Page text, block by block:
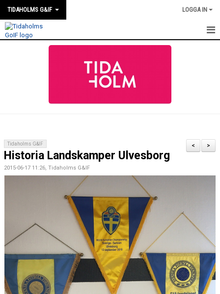
TIDAHOLMS G&IF LOGGA IN
FÖRENINGEN
SOUVENIRER
GAMLA GIFFS TORSDAGSTRÄFFAR
CUPER ARBETSBESKRIVNING
PLANSCHEMA
>
<
Tidaholms G&IF
Historia Landskamper Ulvesborg
2015-06-17 11:26, Tidaholms G&IF